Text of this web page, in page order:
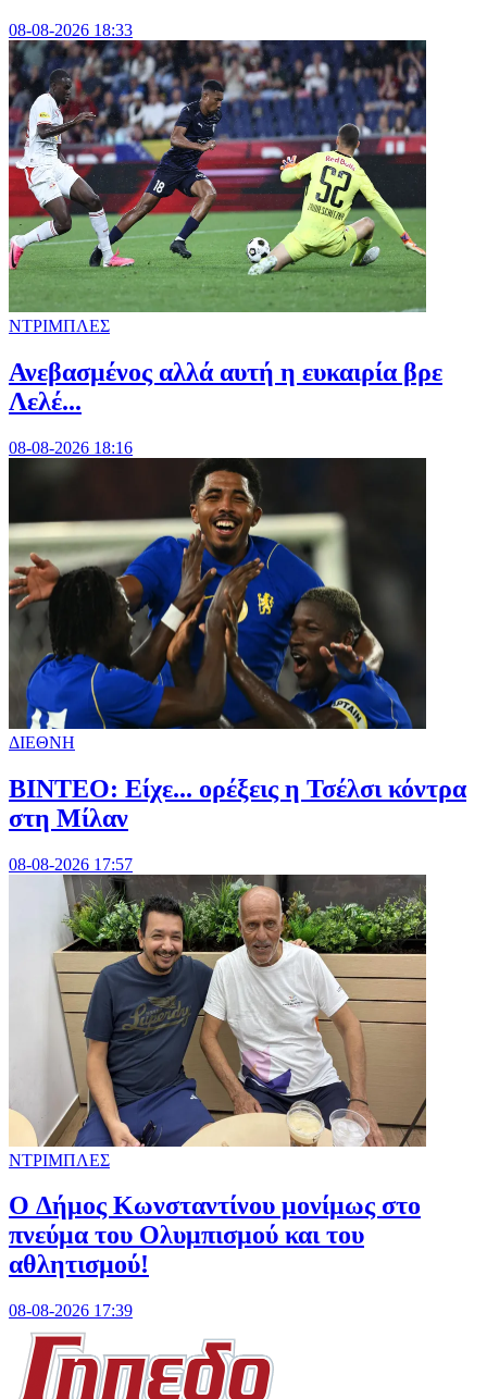
08-08-2026 18:33
ΝΤΡΙΜΠΛΕΣ
Ανεβασμένος αλλά αυτή η ευκαιρία βρε
Λελέ...
08-08-2026 18:16
ΔΙΕΘΝΗ
BINTEO: Είχε... ορέξεις η Τσέλσι κόντρα
στη Μίλαν
08-08-2026 17:57
ΝΤΡΙΜΠΛΕΣ
O Δήμος Κωνσταντίνου μονίμως στο
πνεύμα του Ολυμπισμού και του
αθλητισμού!
08-08-2026 17:39